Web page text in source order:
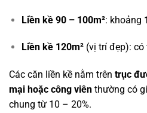
Liền kề 90 – 100m²: khoảng
Liền kề 120m²(vị trí đẹp): có
Các căn liền kề nằm trên trục
mại hoặc công viên thường có
chung từ 10 – 20%.